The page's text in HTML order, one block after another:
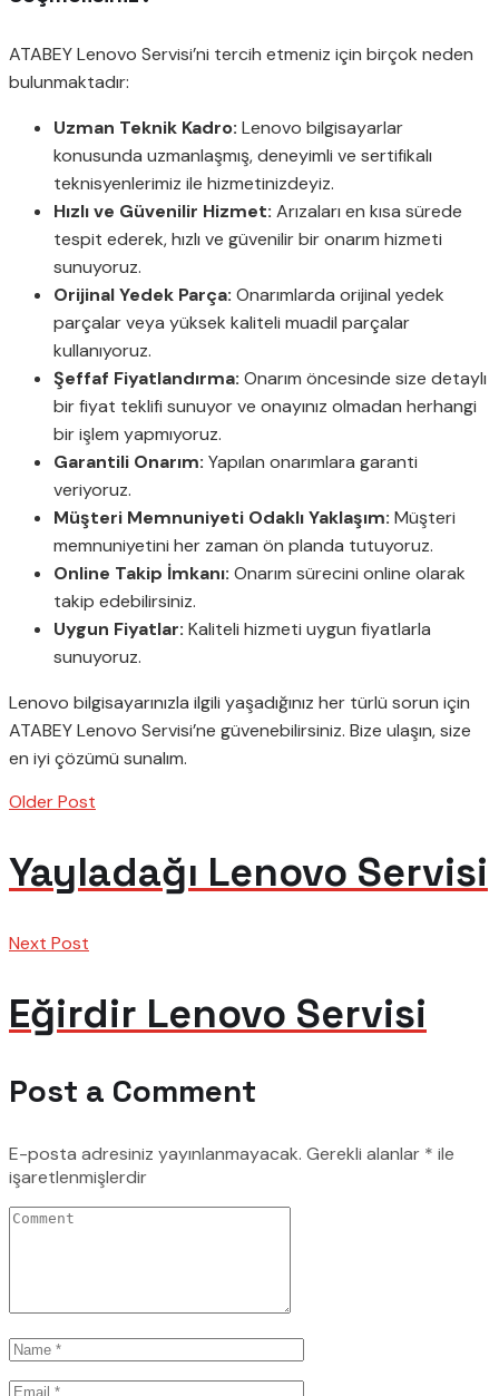
ATABEY Lenovo Servisi’ni tercih etmeniz için birçok neden
bulunmaktadır:
Uzman Teknik Kadro: Lenovo bilgisayarlar
konusunda uzmanlaşmış, deneyimli ve sertifikalı
teknisyenlerimiz ile hizmetinizdeyiz.
Hızlı ve Güvenilir Hizmet: Arızaları en kısa sürede
tespit ederek, hızlı ve güvenilir bir onarım hizmeti
sunuyoruz.
Orijinal Yedek Parça: Onarımlarda orijinal yedek
parçalar veya yüksek kaliteli muadil parçalar
kullanıyoruz.
Şeffaf Fiyatlandırma: Onarım öncesinde size detaylı
bir fiyat teklifi sunuyor ve onayınız olmadan herhangi
bir işlem yapmıyoruz.
Garantili Onarım: Yapılan onarımlara garanti
veriyoruz.
Müşteri Memnuniyeti Odaklı Yaklaşım: Müşteri
memnuniyetini her zaman ön planda tutuyoruz.
Online Takip İmkanı: Onarım sürecini online olarak
takip edebilirsiniz.
Uygun Fiyatlar: Kaliteli hizmeti uygun fiyatlarla
sunuyoruz.
Lenovo bilgisayarınızla ilgili yaşadığınız her türlü sorun için
ATABEY Lenovo Servisi’ne güvenebilirsiniz. Bize ulaşın, size
en iyi çözümü sunalım.
Older Post
Yayladağı Lenovo Servisi
Next Post
Eğirdir Lenovo Servisi
Post a Comment
E-posta adresiniz yayınlanmayacak. Gerekli alanlar * ile
işaretlenmişlerdir